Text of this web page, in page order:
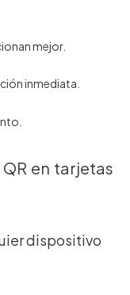
mejor.
inmediata.
en tarjetas
dispositivo